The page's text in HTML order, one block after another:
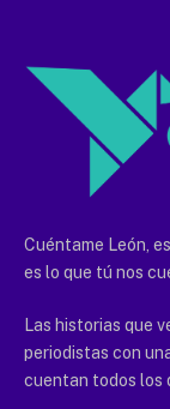
Cuéntame León,
es lo que tú nos
Las historias que
periodistas con
cuentan todos los